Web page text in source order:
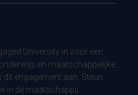
University in voor een
en maatschappelijke
engagement aan. Steun
in de maatschappij.